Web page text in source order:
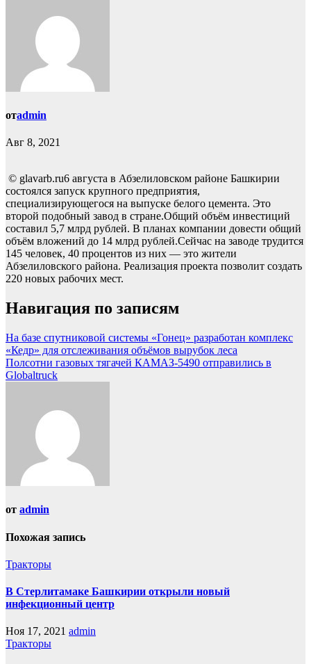
отadmin
Авг 8, 2021
© glavarb.ru6 августа в Абзелиловском районе Башкирии
состоялся запуск крупного предприятия,
специализирующегося на выпуске белого цемента. Это
второй подобный завод в стране.Общий объём инвестиций
составил 5,7 млрд рублей. В планах компании довести общий
объём вложений до 14 млрд рублей.Сейчас на заводе трудится
145 человек, 40 процентов из них — это жители
Абзелиловского района. Реализация проекта позволит создать
220 новых рабочих мест.
Навигация по записям
На базе спутниковой системы «Гонец» разработан комплекс
«Кедр» для отслеживания объёмов вырубок леса
Полсотни газовых тягачей КАМАЗ-5490 отправились в
Globaltruck
от admin
Похожая запись
Тракторы
В Стерлитамаке Башкирии открыли новый
инфекционный центр
Ноя 17, 2021 admin
Тракторы